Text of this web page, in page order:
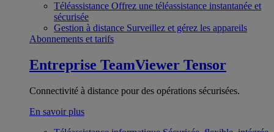
Téléassistance Offrez une téléassistance instantanée et
sécurisée
Gestion à distance Surveillez et gérez les appareils
Abonnements et tarifs
Entreprise TeamViewer Tensor
Connectivité à distance pour des opérations sécurisées.
En savoir plus